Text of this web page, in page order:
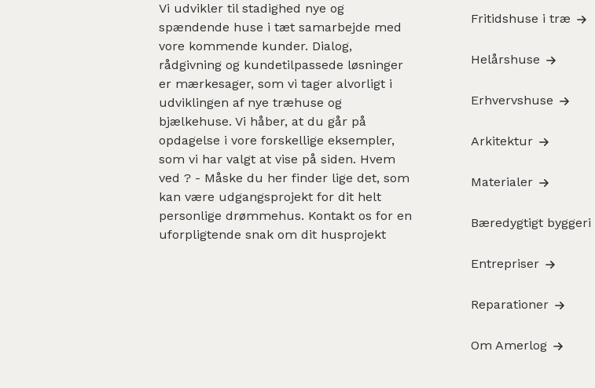
Vi udvikler til stadighed nye og
spændende huse i tæt samarbejde med
vore kommende kunder. Dialog,
rådgivning og kundetilpassede løsninger
er mærkesager, som vi tager alvorligt i
udviklingen af nye træhuse og
bjælkehuse. Vi håber, at du går på
opdagelse i vore forskellige eksempler,
som vi har valgt at vise på siden. Hvem
ved ? - Måske du her finder lige det, som
kan være udgangsprojekt for dit helt
personlige drømmehus. Kontakt os for en
uforpligtende snak om dit husprojekt
Fritidshuse i træ
Helårshuse
Erhvervshuse
Arkitektur
Materialer
Bæredygtigt byggeri
Entrepriser
Reparationer
Om Amerlog